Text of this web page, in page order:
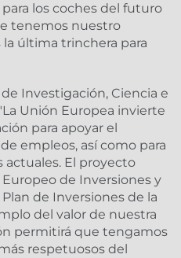
los coches del futuro
tenemos nuestro
la última trinchera para
Investigación, Ciencia e
Unión Europea invierte
para apoyar el
empleos, así como para
actuales. El proyecto
de Inversiones y
de Inversiones de la
del valor de nuestra
permitirá que tengamos
respetuosos del